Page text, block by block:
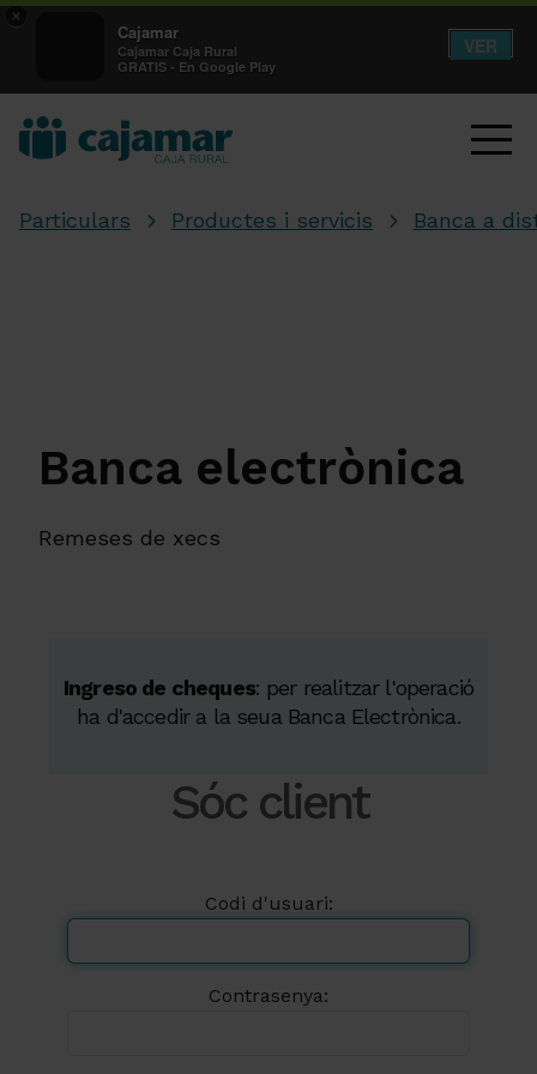
×
Cajamar
Cajamar Caja Rural
GRATIS - En Google Play
VER
Particulars Productes i servicis Banca a
Banca electrònica
Remeses de xecs
Ingreso de cheques: per realitzar l'operació
ha d'accedir a la seua Banca Electrònica.
Sóc client
Codi d'usuari:
Contrasenya: